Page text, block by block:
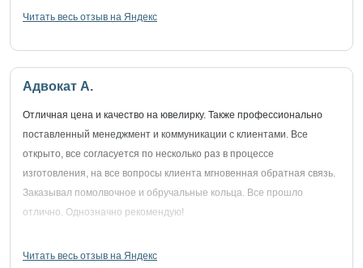
Читать весь отзыв на Яндекс
Адвокат А.
Отличная цена и качество на ювелирку. Также профессионально
поставленный менеджмент и коммуникации с клиентами. Все
открыто, все согласуется по несколько раз в процессе
изготовления, на все вопросы клиента мгновенная обратная связь.
Заказывал помолвочное и обручальные кольца. Все прошло
отлично. Однозначно рекомендую!
Читать весь отзыв на Яндекс